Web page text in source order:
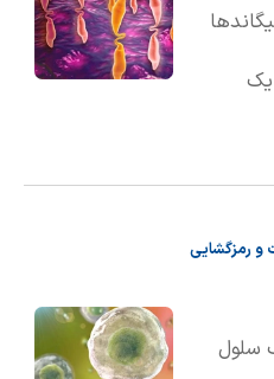
یک
است که
یا یون
و رمزگشایی
سلول